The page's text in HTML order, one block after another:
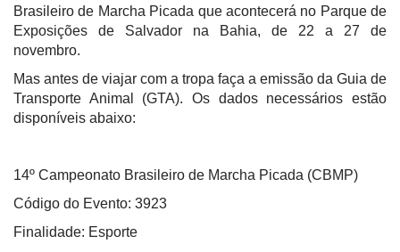
Brasileiro de Marcha Picada que acontecerá no Parque de
Exposições de Salvador na Bahia, de 22 a 27 de
novembro.
Mas antes de viajar com a tropa faça a emissão da Guia de
Transporte Animal (GTA). Os dados necessários estão
disponíveis abaixo:
14º Campeonato Brasileiro de Marcha Picada (CBMP)
Código do Evento: 3923
Finalidade: Esporte